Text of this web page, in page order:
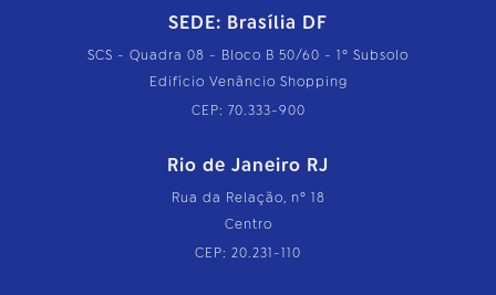
SEDE: Brasília DF
SCS - Quadra 08 - Bloco B 50/60 - 1º Subsolo
Edifício Venâncio Shopping
CEP: 70.333-900
Rio de Janeiro RJ
Rua da Relação, nº 18
Centro
CEP: 20.231-110